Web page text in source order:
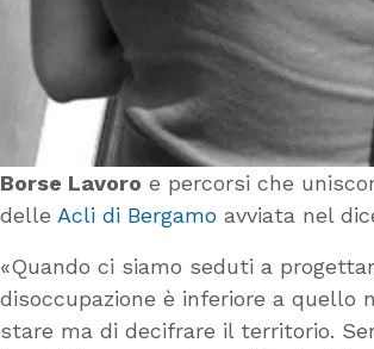
Borse Lavoro e percorsi che
delle Acli di Bergamo avviata nel
«Quando ci siamo seduti a
disoccupazione è inferiore a quello
stare ma di decifrare il territorio.